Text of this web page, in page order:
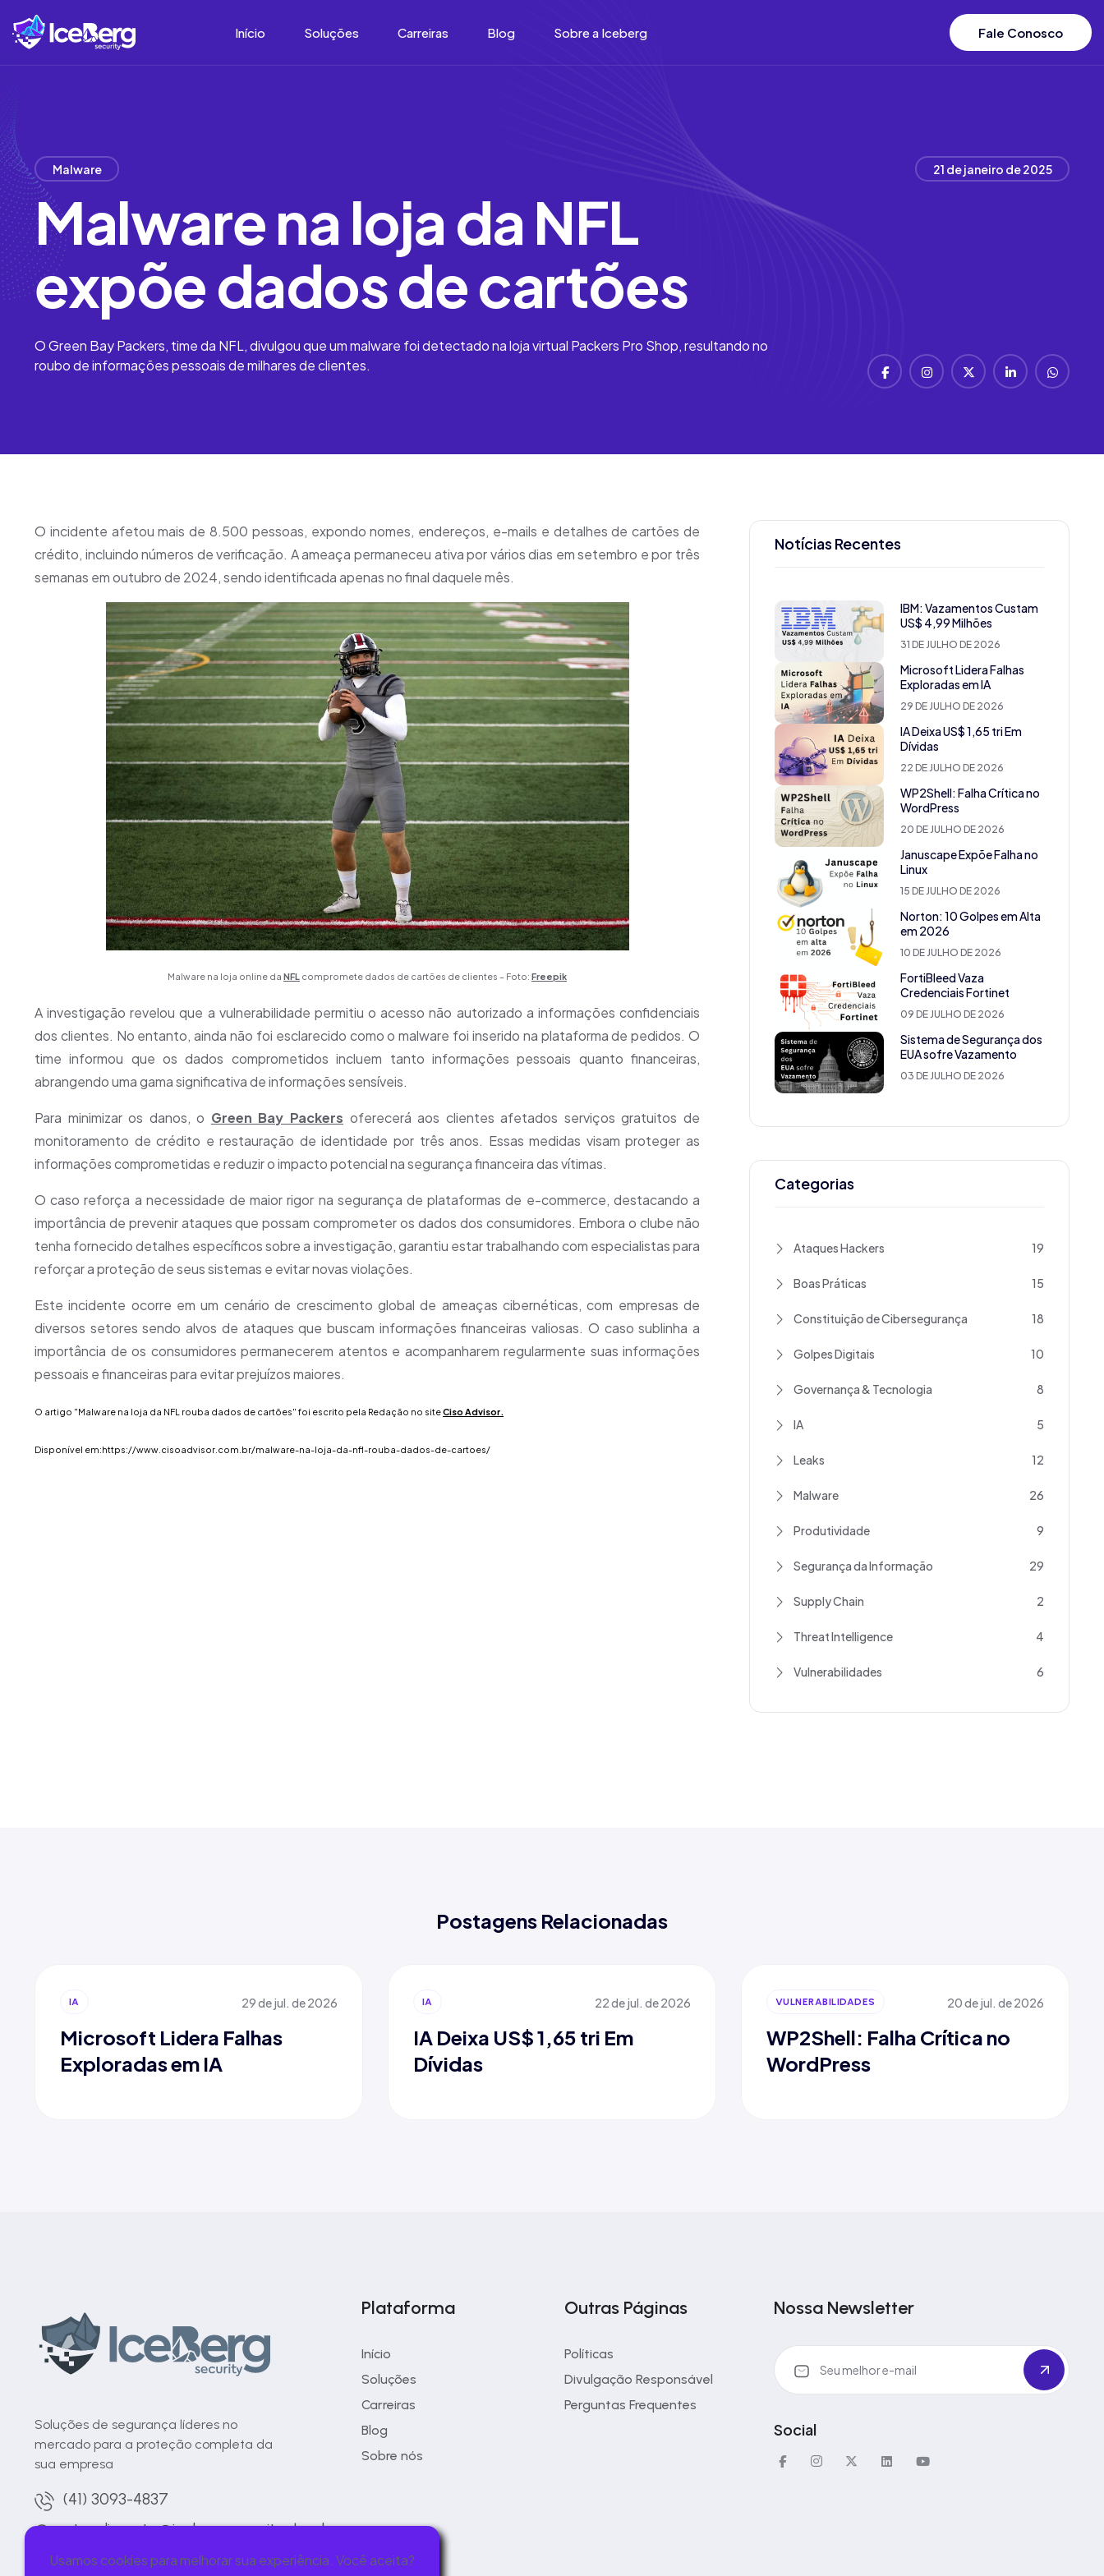
Usamos cookies para melhorar sua experiência. Você aceita?
Início Soluções Carreiras Blog Sobre a Iceberg Fale Conosco
Malware 21 de janeiro de 2025
Malware na loja da NFL
expõe dados de cartões
O Green Bay Packers, time da NFL, divulgou que um malware foi detectado na loja virtual Packers Pro Shop, resultando no
roubo de informações pessoais de milhares de clientes.
O incidente afetou mais de 8.500 pessoas, expondo nomes, endereços, e-mails e detalhes de cartões de
crédito, incluindo números de verificação. A ameaça permaneceu ativa por vários dias em setembro e por três
semanas em outubro de 2024, sendo identificada apenas no final daquele mês.
Malware na loja online da NFL compromete dados de cartões de clientes – Foto: Freepik
A investigação revelou que a vulnerabilidade permitiu o acesso não autorizado a informações confidenciais
dos clientes. No entanto, ainda não foi esclarecido como o malware foi inserido na plataforma de pedidos. O
time informou que os dados comprometidos incluem tanto informações pessoais quanto financeiras,
abrangendo uma gama significativa de informações sensíveis.
Para minimizar os danos, o Green Bay Packers oferecerá aos clientes afetados serviços gratuitos de
monitoramento de crédito e restauração de identidade por três anos. Essas medidas visam proteger as
informações comprometidas e reduzir o impacto potencial na segurança financeira das vítimas.
O caso reforça a necessidade de maior rigor na segurança de plataformas de e-commerce, destacando a
importância de prevenir ataques que possam comprometer os dados dos consumidores. Embora o clube não
tenha fornecido detalhes específicos sobre a investigação, garantiu estar trabalhando com especialistas para
reforçar a proteção de seus sistemas e evitar novas violações.
Este incidente ocorre em um cenário de crescimento global de ameaças cibernéticas, com empresas de
diversos setores sendo alvos de ataques que buscam informações financeiras valiosas. O caso sublinha a
importância de os consumidores permanecerem atentos e acompanharem regularmente suas informações
pessoais e financeiras para evitar prejuízos maiores.
O artigo "Malware na loja da NFL rouba dados de cartões" foi escrito pela Redação no siteCiso Advisor.
Disponível em:https://www.cisoadvisor.com.br/malware-na-loja-da-nfl-rouba-dados-de-cartoes/
Notícias Recentes
IBM: Vazamentos Custam
US$ 4,99 Milhões
31 DE JULHO DE 2026
Microsoft Lidera Falhas
Exploradas em IA
29 DE JULHO DE 2026
IA Deixa US$ 1,65 tri Em
Dívidas
22 DE JULHO DE 2026
WP2Shell: Falha Crítica no
WordPress
20 DE JULHO DE 2026
Januscape Expõe Falha no
Linux
15 DE JULHO DE 2026
Norton: 10 Golpes em Alta
em 2026
10 DE JULHO DE 2026
FortiBleed Vaza
Credenciais Fortinet
09 DE JULHO DE 2026
Sistema de Segurança dos
EUA sofre Vazamento
03 DE JULHO DE 2026
Categorias
Ataques Hackers 19
Boas Práticas 15
Constituição de Cibersegurança 18
Golpes Digitais 10
Governança & Tecnologia 8
IA 5
Leaks 12
Malware 26
Produtividade 9
Segurança da Informação 29
Supply Chain 2
Threat Intelligence 4
Vulnerabilidades 6
Postagens Relacionadas
IA 29 de jul. de 2026
Microsoft Lidera Falhas
Exploradas em IA
IA 22 de jul. de 2026
IA Deixa US$ 1,65 tri Em
Dívidas
VULNERABILIDADES 20 de jul. de 2026
WP2Shell: Falha Crítica no
WordPress
Soluções de segurança líderes no
mercado para a proteção completa da
sua empresa
(41) 3093-4837
atendimento@icebergsecurity.cloud
Plataforma
Início
Soluções
Carreiras
Blog
Sobre nós
Outras Páginas
Políticas
Divulgação Responsável
Perguntas Frequentes
Nossa Newsletter
Social